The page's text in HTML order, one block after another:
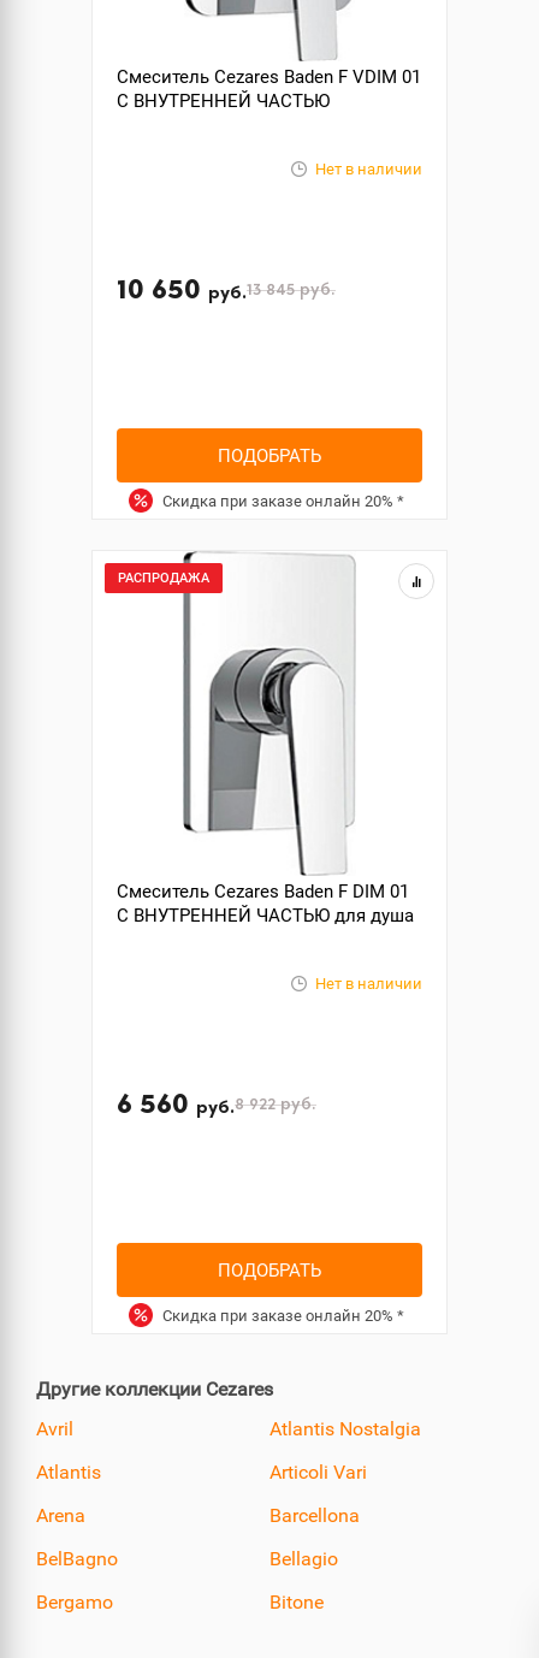
Смеситель Cezares Baden F VDIM 01
С ВНУТРЕННЕЙ ЧАСТЬЮ
Нет в наличии
10 650 руб.13 845руб.
ПОДОБРАТЬ
Скидка при заказе онлайн 20% *
РАСПРОДАЖА
Смеситель Cezares Baden F DIM 01
С ВНУТРЕННЕЙ ЧАСТЬЮ для душа
Нет в наличии
6 560 руб.8 922руб.
ПОДОБРАТЬ
Скидка при заказе онлайн 20% *
Другие коллекции Cezares
Avril
Atlantis Nostalgia
Atlantis
Articoli Vari
Arena
Barcellona
BelBagno
Bellagio
Bergamo
Bitone